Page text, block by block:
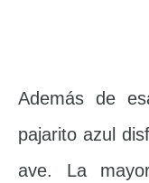
Además de
pajarito azul
ave. La